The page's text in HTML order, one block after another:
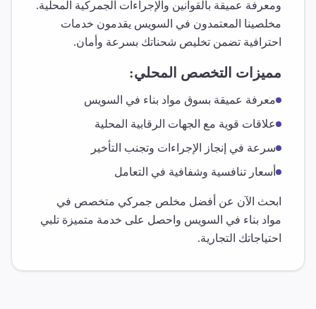
ومعرفة عميقة بالقوانين والإجراءات الجمركية المحلية.
مخلصينا المعتمدون في السويس يقدمون خدمات
احترافية تضمن تخليص شحناتك بسرعة وأمان.
مميزات التخصص المحلي:
معرفة عميقة بسوق مواد بناء في السويس
علاقات قوية مع الجهات الرقابية المحلية
سرعة في إنجاز الإجراءات وتجنب التأخير
أسعار تنافسية وشفافية في التعامل
ابحث الآن عن أفضل مخلص جمركي متخصص في
مواد بناء في السويس واحصل على خدمة متميزة تلبي
احتياجاتك التجارية.